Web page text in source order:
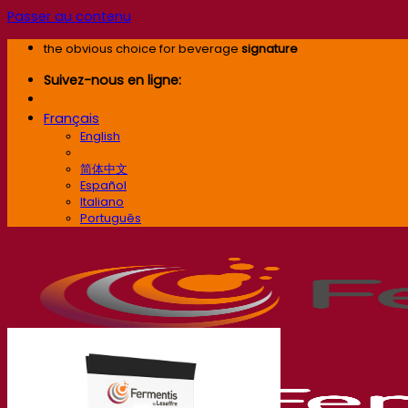
Passer au contenu
the obvious choice for beverage signature
Suivez-nous en ligne:
Français
English
简体中文
Español
Italiano
Português